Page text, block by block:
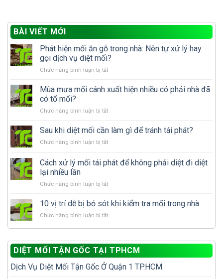
BÀI VIẾT MỚI
Phát hiện mối ăn gỗ trong nhà: Nên tự xử lý hay
gọi dịch vụ diệt mối?
Chức năng bình luận bị tắtở
hiện
gỗ
nhà:
tự
lý
diệt
mối?
Mùa mưa mối cánh xuất hiện nhiều có phải nhà đã
có tổ mối?
Chức năng bình luận bị tắtở
mưa
cánh
hiện
phải
đã
mối?
Sau khi diệt mối cần làm gì để tránh tái phát?
Chức năng bình luận bị tắtở
khi
diệt
cần
gì
tránh
Cách xử lý mối tái phát để không phải diệt đi diệt
lại nhiều lần
Chức năng bình luận bị tắtở
xử
mối
để
không
diệt
10 vị trí dễ bị bỏ sót khi kiểm tra mối trong nhà
Chức năng bình luận bị tắtở
trí
dễ
bị
bỏ
DIỆT MỐI TẬN GỐC TẠI TPHCM
Dịch Vụ Diệt Mối Tận Gốc Ở Quận 1 TP.HCM